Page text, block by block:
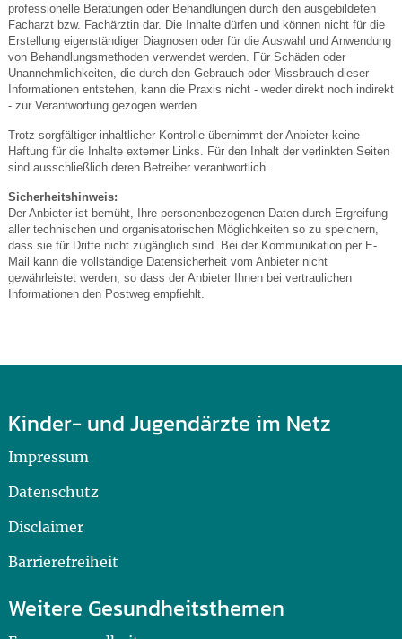
professionelle Beratungen oder Behandlungen durch den ausgebildeten
Facharzt bzw. Fachärztin dar. Die Inhalte dürfen und können nicht für die
Erstellung eigenständiger Diagnosen oder für die Auswahl und Anwendung
von Behandlungsmethoden verwendet werden. Für Schäden oder
Unannehmlichkeiten, die durch den Gebrauch oder Missbrauch dieser
Informationen entstehen, kann die Praxis nicht - weder direkt noch indirekt
- zur Verantwortung gezogen werden.
Trotz sorgfältiger inhaltlicher Kontrolle übernimmt der Anbieter keine
Haftung für die Inhalte externer Links. Für den Inhalt der verlinkten Seiten
sind ausschließlich deren Betreiber verantwortlich.
Sicherheitshinweis:
Der Anbieter ist bemüht, Ihre personenbezogenen Daten durch Ergreifung
aller technischen und organisatorischen Möglichkeiten so zu speichern,
dass sie für Dritte nicht zugänglich sind. Bei der Kommunikation per E-
Mail kann die vollständige Datensicherheit vom Anbieter nicht
gewährleistet werden, so dass der Anbieter Ihnen bei vertraulichen
Informationen den Postweg empfiehlt.
Kinder- und Jugendärzte im Netz
Impressum
Datenschutz
Disclaimer
Barrierefreiheit
Weitere Gesundheitsthemen